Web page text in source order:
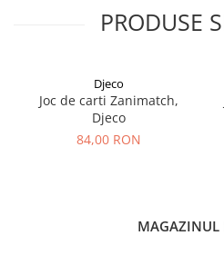
PRODUSE
Djeco
Joc de carti Zanimatch,
Djeco
84,00 RON
MAGAZINUL